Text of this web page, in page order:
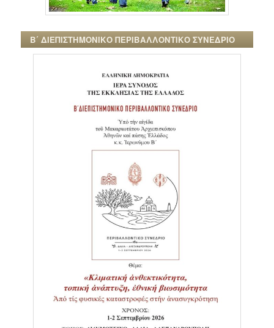
Β΄ ΔΙΕΠΙΣΤΗΜΟΝΙΚΟ ΠΕΡΙΒΑΛΛΟΝΤΙΚΟ ΣΥΝΕΔΡΙΟ